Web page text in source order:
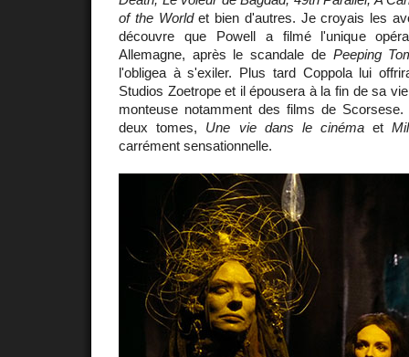
of the Worldet bien d'autres. Je croyais les
découvre que Powell a filmé l'unique
Allemagne, après le scandale de Peeping
l'obligea à s'exiler. Plus tard Coppola lui
Studios Zoetrope et il épousera à la fin de sa
monteuse notamment des films de Scorsese.
deux tomes, Une vie dans le cinéma et
carrément sensationnelle.